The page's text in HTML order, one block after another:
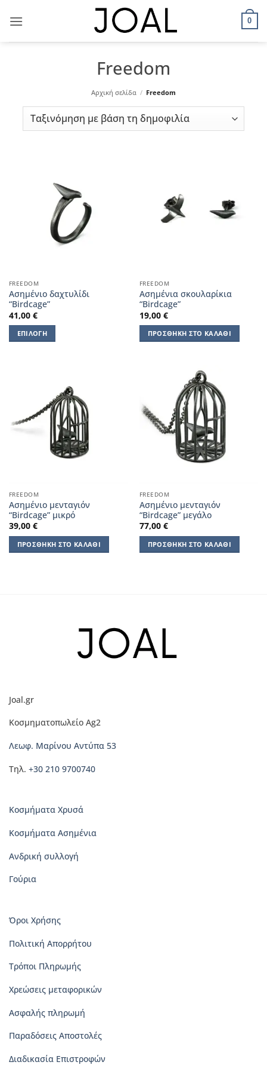
στο
0
Freedom
Αρχική σελίδα / Freedom
FREEDOM
Ασημένιο δαχτυλίδι
“Birdcage”
41,00 €
ΕΠΙΛΟΓΉ
παραλλαγές.
Οι
σελίδα
του
προϊόντος
FREEDOM
Ασημένια σκουλαρίκια
“Birdcage”
19,00 €
ΠΡΟΣΘΉΚΗ ΣΤΟ ΚΑΛΆΘΙ
FREEDOM
Ασημένιο μενταγιόν
“Birdcage” μικρό
39,00 €
ΠΡΟΣΘΉΚΗ ΣΤΟ ΚΑΛΆΘΙ
FREEDOM
Ασημένιο μενταγιόν
“Birdcage” μεγάλο
77,00 €
ΠΡΟΣΘΉΚΗ ΣΤΟ ΚΑΛΆΘΙ
Joal.gr
Κοσμηματοπωλείο Ag2
Λεωφ. Μαρίνου Αντύπα 53
Τηλ. +30 210 9700740
Κοσμήματα Χρυσά
Κοσμήματα Ασημένια
Ανδρική συλλογή
Γούρια
Όροι Χρήσης
Πολιτική Απορρήτου
Τρόποι Πληρωμής
Χρεώσεις μεταφορικών
Ασφαλής πληρωμή
Παραδόσεις Αποστολές
Διαδικασία Επιστροφών